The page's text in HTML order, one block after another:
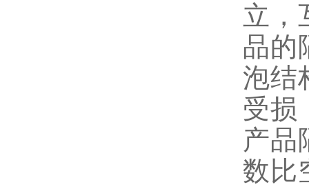
立，
品的
泡结
受损
产品
数比